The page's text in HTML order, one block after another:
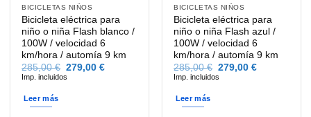
BICICLETAS NIÑOS
Bicicleta eléctrica para
niño o niña Flash blanco /
100W / velocidad 6
km/hora / automía 9 km
285,00€ El
precio
279,00€El
Imp. incluidos
Leer más
BICICLETAS NIÑOS
Bicicleta eléctrica para
niño o niña Flash azul /
100W / velocidad 6
km/hora / automía 9 km
285,00€ El
precio
279,00€El
Imp. incluidos
Leer más